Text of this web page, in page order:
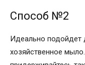
Способ №2
Идеально подойдет
хозяйственное